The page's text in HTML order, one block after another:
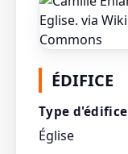
ÉDIFICE
Type d'édifice
Église